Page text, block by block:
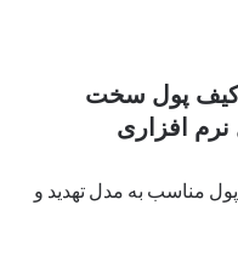
کیف پول سخت
افزاری
مناسب به مدل تهدید و